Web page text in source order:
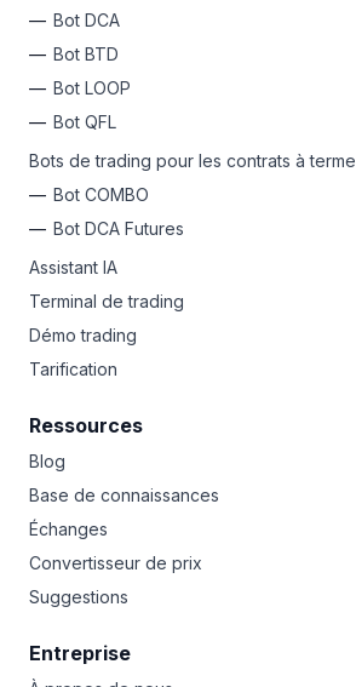
Bot DCA
Bot BTD
Bot LOOP
Bot QFL
Bots de trading pour les contrats à terme
Bot COMBO
Bot DCA Futures
Assistant IA
Terminal de trading
Démo trading
Tarification
Ressources
Blog
Base de connaissances
Échanges
Convertisseur de prix
Suggestions
Entreprise